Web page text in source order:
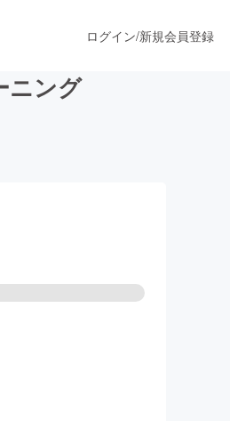
ログイン/新規会員登録
ニング